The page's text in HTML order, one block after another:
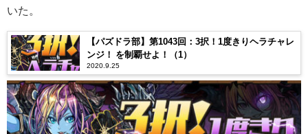
いた。
【パズドラ部】第1043回：3択！1度きりヘラチャレ
ンジ！ を制覇せよ！（1）
2020.9.25